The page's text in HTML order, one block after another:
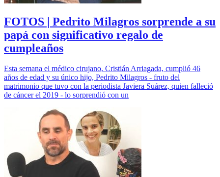
FOTOS | Pedrito Milagros sorprende a su
papá con significativo regalo de
cumpleaños
Esta semana el médico cirujano, Cristián Arriagada, cumplió 46
años de edad y su único hijo, Pedrito Milagros - fruto del
matrimonio que tuvo con la periodista Javiera Suárez, quien falleció
de cáncer el 2019 - lo sorprendió con un